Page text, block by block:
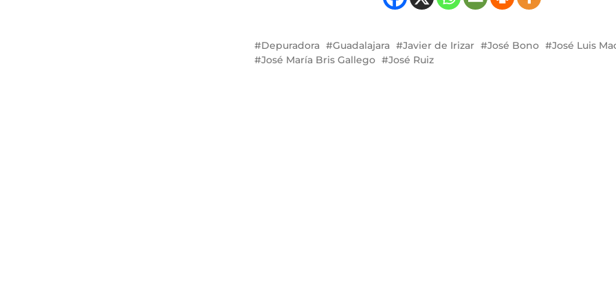
Depuradora Guadalajara Javier de Irizar José Bono
José Luis
José María Bris Gallego
José Ruiz